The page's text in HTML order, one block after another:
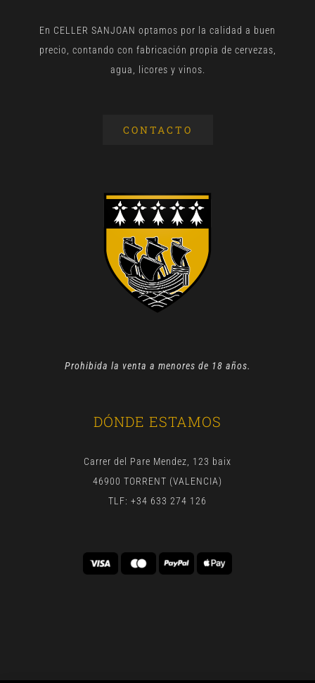
En CELLER SANJOAN optamos por la calidad a buen
precio, contando con fabricación propia de cervezas,
agua, licores y vinos.
CONTACTO
Prohibida la venta a menores de 18 años.
DÓNDE ESTAMOS
Carrer del Pare Mendez, 123 baix
46900 TORRENT (VALENCIA)
TLF: +34 633 274 126